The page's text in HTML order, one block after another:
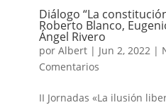
Diálogo “La
Roberto Blanco,
Ángel Rivero
por Albert| Jun 2, 2022 |
Comentarios
II Jornadas «La ilusión